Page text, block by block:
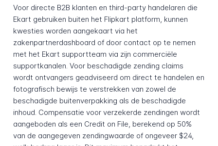
Voor directe B2B klanten en third-party handelaren die
Ekart gebruiken buiten het Flipkart platform, kunnen
kwesties worden aangekaart via het
zakenpartnerdashboard of door contact op te nemen
met het Ekart supportteam via zijn commerciële
supportkanalen. Voor beschadigde zending claims
wordt ontvangers geadviseerd om direct te handelen en
fotografisch bewijs te verstrekken van zowel de
beschadigde buitenverpakking als de beschadigde
inhoud. Compensatie voor verzekerde zendingen wordt
aangeboden als een Credit on File, berekend op 50%
van de aangegeven zendingwaarde of ongeveer $24,